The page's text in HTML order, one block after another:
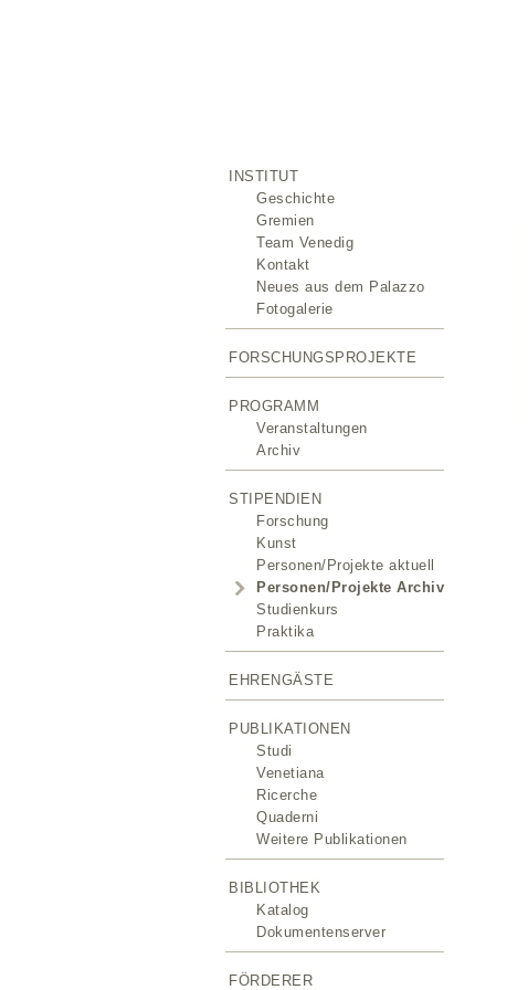
INSTITUT
Geschichte
Gremien
Team Venedig
Kontakt
Neues aus dem Palazzo
Fotogalerie
FORSCHUNGSPROJEKTE
PROGRAMM
Veranstaltungen
Archiv
STIPENDIEN
Forschung
Kunst
Personen/Projekte aktuell
Personen/Projekte Archiv
Studienkurs
Praktika
EHRENGÄSTE
PUBLIKATIONEN
Studi
Venetiana
Ricerche
Quaderni
Weitere Publikationen
BIBLIOTHEK
Katalog
Dokumentenserver
FÖRDERER